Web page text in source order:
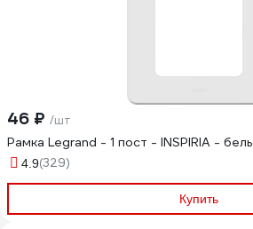
46 ₽ /шт
Рамка Legrand - 1 пост - INSPIRIA -
4.9(329)
Купить